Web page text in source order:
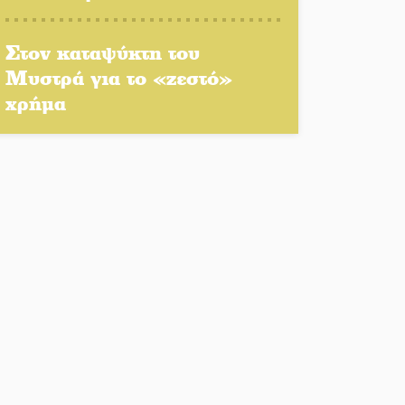
Η ψυχολογία της ανατροπής
στο ποδόσφαιρο
Στον καταψύκτη του
Μυστρά για το «ζεστό»
χρήμα